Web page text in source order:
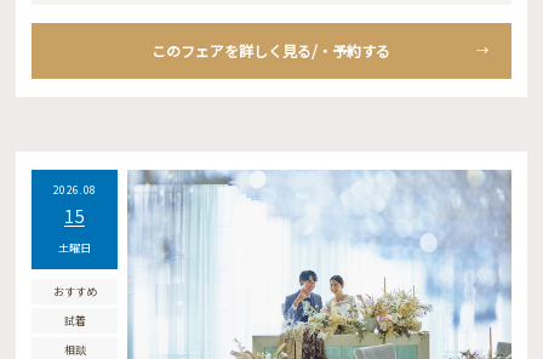
このフェアを詳しく見る/・予約する
2026.08
15
土曜日
おすすめ
試着
相談